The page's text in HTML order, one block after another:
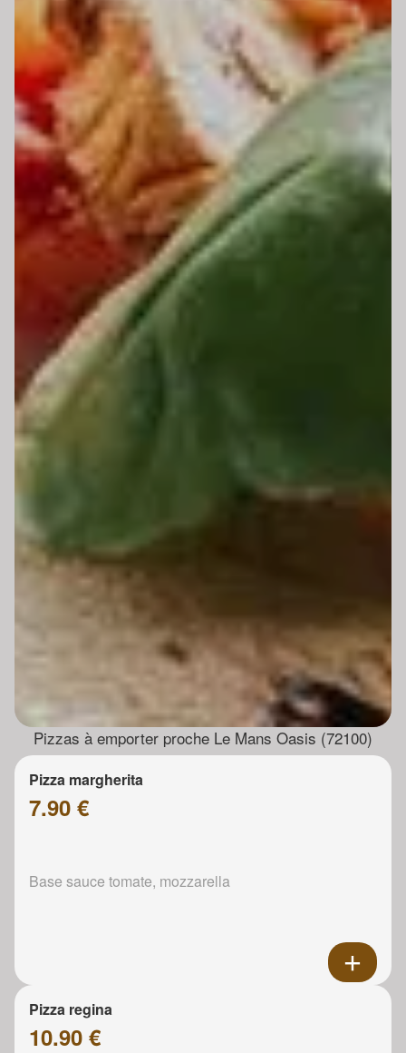
Pizzas à emporter proche Le Mans Oasis (72100)
Pizza margherita
7.90 €
Base sauce tomate, mozzarella
Pizza regina
10.90 €